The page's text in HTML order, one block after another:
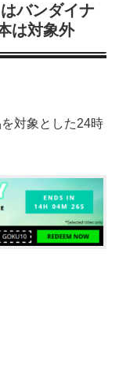
バンダイナ
は対象外
対象とした24時